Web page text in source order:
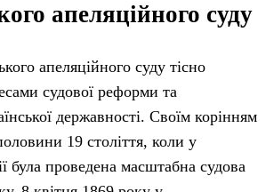
апеляційного суду
апеляційного суду тісно
судової реформи та
державності. Своїм корінням
19 століття, коли у
була проведена масштабна судова